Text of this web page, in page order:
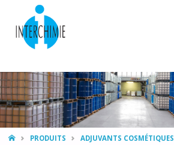
HOMEPRODUITS ADJUVANTS COSMÉTIQUES